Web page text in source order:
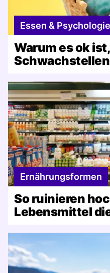
Essen & Psychologie
Warum es ok
Ernährungsformen
So ruinieren
Lebensmittel